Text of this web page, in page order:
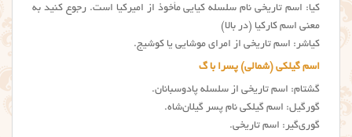
کیا: اسم تاریخی نام سلسله کیایی مأخوذ از امیرکیا است. رجوع کنید به
معنی اسم کارکیا (در بالا)
کیاشر: اسم تاریخی از امرای موشایی یا کوشیج.
اسم گیلکی (شمالی) پسرا با گ
گشتام: اسم تاریخی از سلسله پادوسبانان.
گورگیل: اسم گیلکی نام پسر گیلان‌شاه.
گوری‌گیر: اسم تاریخی.